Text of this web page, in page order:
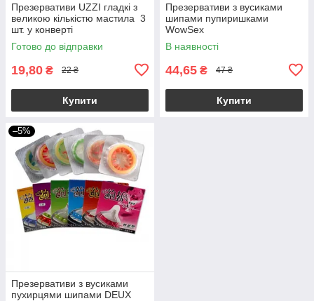
Презервативи UZZI гладкі з
великою кількістю мастила 3
шт. у конверті
Готово до відправки
19,80 ₴ 22 ₴
Купити
Презервативи з вусиками
шипами пупиришками
WowSex
В наявності
44,65 ₴ 47 ₴
Купити
–5%
Презервативи з вусиками
пухирцями шипами DEUX